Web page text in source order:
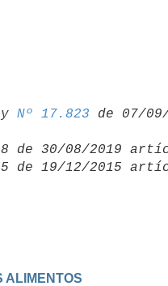
Nº 17.823
de 30/08/2019
de 19/12/2015
ALIMENTOS